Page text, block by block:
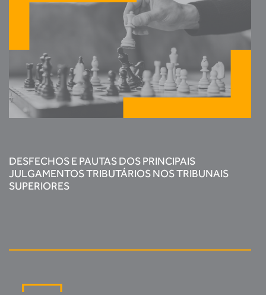
DESFECHOS E PAUTAS DOS PRINCIPAIS
JULGAMENTOS TRIBUTÁRIOS NOS TRIBUNAIS
SUPERIORES